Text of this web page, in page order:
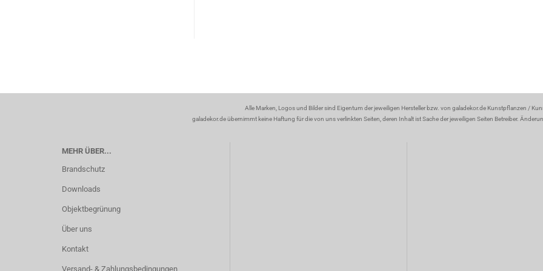
Alle Marken, Logos und Bilder sind Eigentum der jeweiligen Hersteller bzw. von galadekor.de Kunstpflanzen /
galadekor.de übernimmt keine Haftung für die von uns verlinkten Seiten, deren Inhalt ist Sache der jeweiligen Seiten Betreiber.
MEHR ÜBER...
Brandschutz
Downloads
Objektbegrünung
Über uns
Kontakt
Versand- & Zahlungsbedingungen